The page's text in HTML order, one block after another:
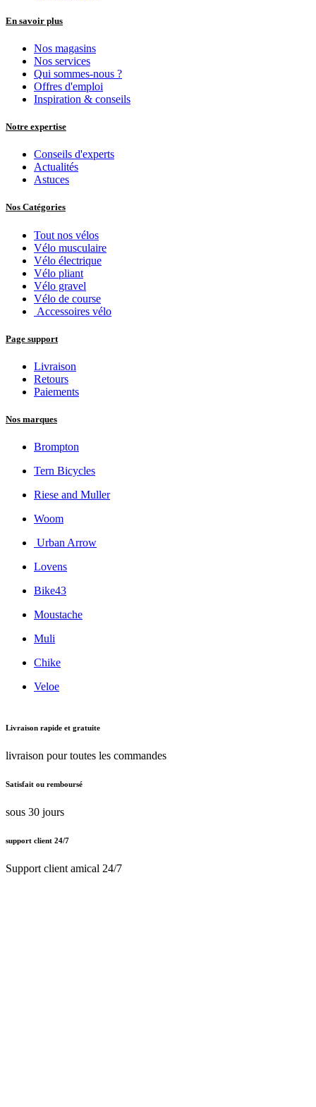
En savoir plus
Nos magasins
Nos services
Qui sommes-nous ?
Offres d'emploi
Inspiration & conseils
Notre expertise
Conseils d'experts
Actualités
Astuces
Nos Catégories
Tout nos vélos
Vélo musculaire
Vélo électrique
Vélo pliant
Vélo gravel
Vélo de course
Accessoires vélo
Page support
Livraison
Retours
Paiements
Nos marques
Brompton
Tern Bicycles
Riese and Muller
Woom
Urban Arrow
Lovens
Bike43
Moustache
Muli
Chike
Veloe
Livraison rapide et gratuite
livraison pour toutes les commandes
Satisfait ou remboursé
sous 30 jours
support client 24/7
Support client amical 24/7